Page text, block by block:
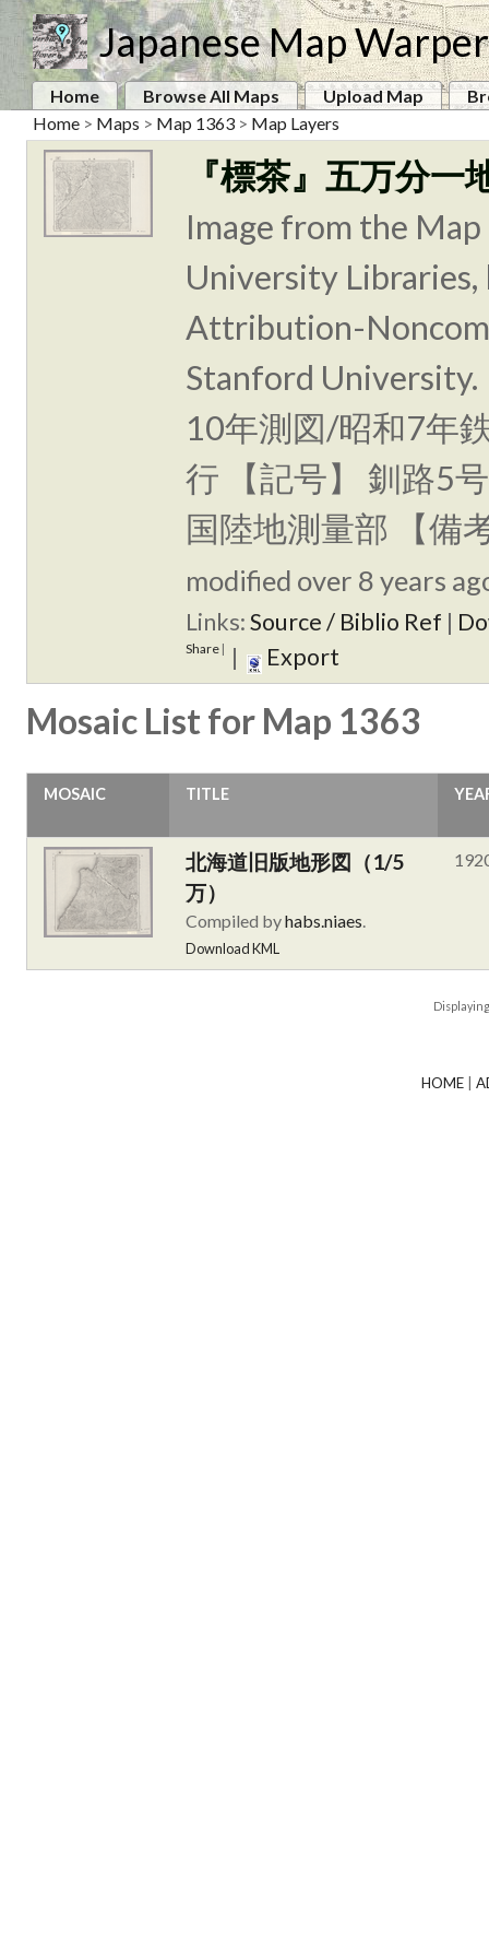
Japanese Map Warper
Home Browse All Maps Upload Map
Home > Maps > Map 1363 > Map Layers
『標茶』五万分一
Image from the
University Libraries,
Attribution-
Stanford
10年測図/昭和7年
行 【記号】 釧路5
国陸地測量部 【備
modified over 8 years
Links:Source / Biblio Ref |
Share | Export
Mosaic List for Map 1363
MOSAIC TITLE
北海道旧版地形図（1/5
万）
Compiled byhabs.niaes
Download KML
HOME|